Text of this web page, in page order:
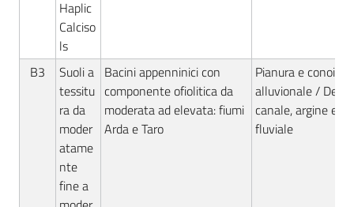
Haplic
Calciso
ls
B3
Suoli a
tessitu
ra da
moder
atame
nte
fine a
Bacini appenninici con
componente ofiolitica da
moderata ad elevata: fiumi
Arda e Taro
Pianura e conoide
alluvionale /
canale, argine e
fluviale